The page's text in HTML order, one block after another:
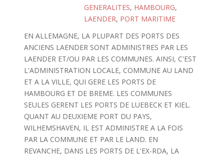
GENERALITES, HAMBOURG,
LAENDER, PORT MARITIME
EN ALLEMAGNE, LA PLUPART DES PORTS DES
ANCIENS LAENDER SONT ADMINISTRES PAR LES
LAENDER ET/OU PAR LES COMMUNES. AINSI, C'EST
L'ADMINISTRATION LOCALE, COMMUNE AU LAND
ET A LA VILLE, QUI GERE LES PORTS DE
HAMBOURG ET DE BREME. LES COMMUNES
SEULES GERENT LES PORTS DE LUEBECK ET KIEL.
QUANT AU DEUXIEME PORT DU PAYS,
WILHEMSHAVEN, IL EST ADMINISTRE A LA FOIS
PAR LA COMMUNE ET PAR LE LAND. EN
REVANCHE, DANS LES PORTS DE L'EX-RDA, LA